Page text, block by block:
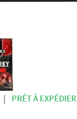
PRÊT À EXPÉDIER